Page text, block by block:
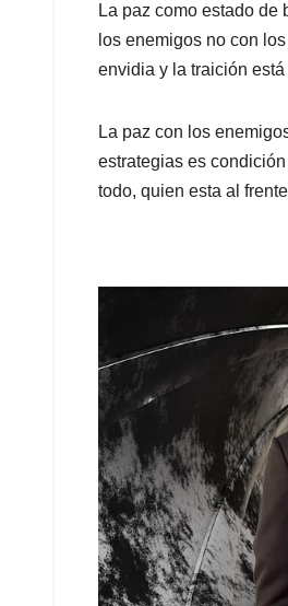
La paz como estado de
los enemigos no con
envidia y la traición
La paz con los
estrategias es
todo, quien esta al